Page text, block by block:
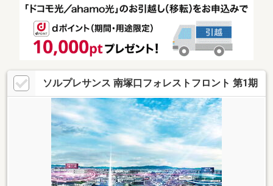
ソルプレサンス 南塚口フォレストフロント 第1期